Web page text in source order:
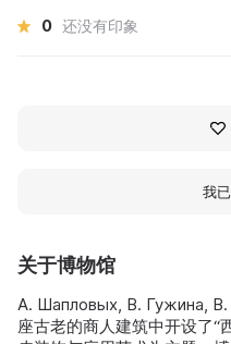
关于博物馆
А. Шапловых, В. Гужина, В.
座古老的商人建筑中开设了“
0 还没有印象
我